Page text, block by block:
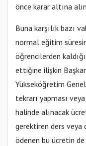
önce karar altına
Buna karşılık bazı
normal eğitim
öğrencilerden
ettiğine ilişkin
Yükseköğretim
tekrarı yapması
halinde alınacak
gerektiren ders veya
ödenen bu ücretin